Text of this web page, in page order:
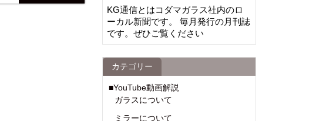
KG通信とはコダマガラス社内のロ
ーカル新聞です。 毎月発行の月刊誌
です。ぜひご覧ください
カテゴリー
■YouTube動画解説
ガラスについて
ミラーについて